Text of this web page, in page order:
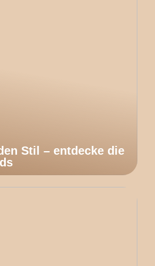
Stil – entdecke die